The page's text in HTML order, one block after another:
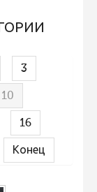
3
10
16
Конец